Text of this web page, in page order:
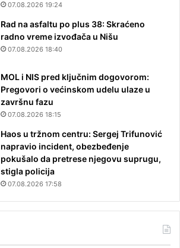
07.08.2026 19:24
Rad na asfaltu po plus 38: Skraćeno
radno vreme izvođača u Nišu
07.08.2026 18:40
MOL i NIS pred ključnim dogovorom:
Pregovori o većinskom udelu ulaze u
završnu fazu
07.08.2026 18:15
Haos u tržnom centru: Sergej Trifunović
napravio incident, obezbeđenje
pokušalo da pretrese njegovu suprugu,
stigla policija
07.08.2026 17:58